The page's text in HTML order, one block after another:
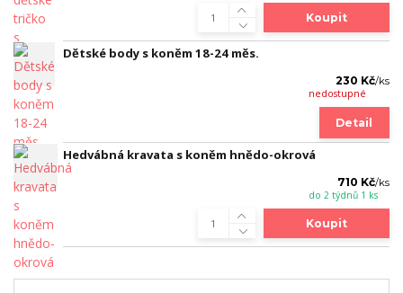
Koupit
Dětské body s koněm 18-24 měs.
230 Kč/ks
nedostupné
Detail
Hedvábná kravata s koněm hnědo-okrová
710 Kč/ks
do 2 týdnů 1 ks
Koupit